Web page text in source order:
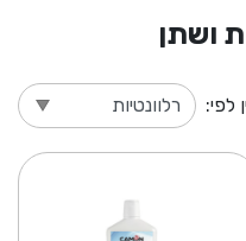
ושתן
לפי: